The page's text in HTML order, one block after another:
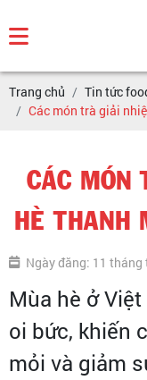
Trang chủ
Tin tức
Các món trà giải
CÁC MÓN
HÈ THANH
Ngày đăng: 11 tháng
Mùa hè ở
oi bức, khiến
mỏi và giảm